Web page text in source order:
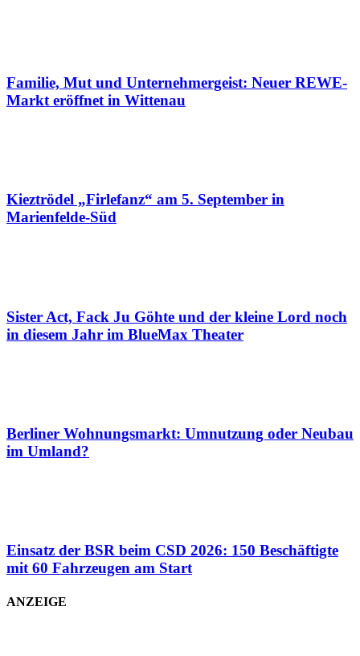
Familie, Mut und Unternehmergeist: Neuer REWE-
Markt eröffnet in Wittenau
Kieztrödel „Firlefanz“ am 5. September in
Marienfelde-Süd
Sister Act, Fack Ju Göhte und der kleine Lord noch
in diesem Jahr im BlueMax Theater
Berliner Wohnungsmarkt: Umnutzung oder Neubau
im Umland?
Einsatz der BSR beim CSD 2026: 150 Beschäftigte
mit 60 Fahrzeugen am Start
ANZEIGE